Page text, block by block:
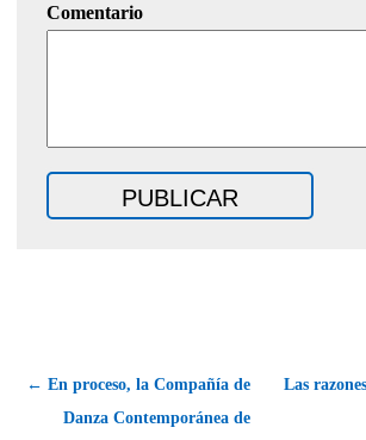
Comentario
← En proceso, la Compañía de
Danza Contemporánea de
Las